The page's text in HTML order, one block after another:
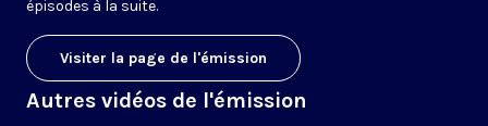
épisodes à la suite.
Visiter la page de l'émission
Autres vidéos de l'émission